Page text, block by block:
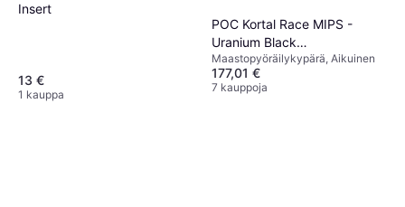
Insert
13 €
1 kauppa
POC Kortal Race MIPS -
Uranium Black
Matt/Hydrogen White
Maastopyöräilykypärä, Aikuinen
177,01 €
7 kauppoja